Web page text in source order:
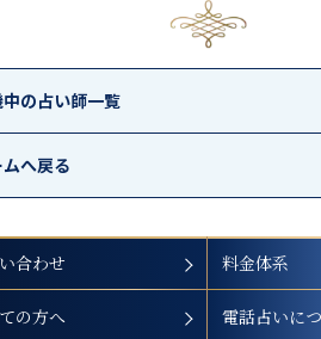
の占い師一覧
へ戻る
合わせ 料金体系
の方へ 電話占いに